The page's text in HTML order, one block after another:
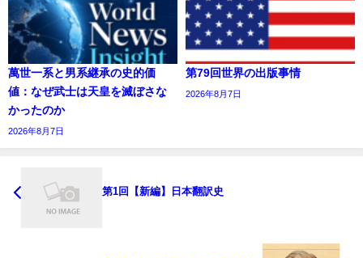
萬世一系と男系継承の史的価
値：なぜ武士は天皇を滅ぼさな
かったのか
2026年8月7日
第79回世界の出版事情
2026年8月7日
第1回【新編】日本翻訳史